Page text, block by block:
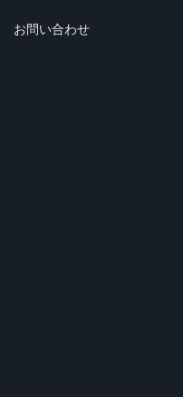
お問い合わせ